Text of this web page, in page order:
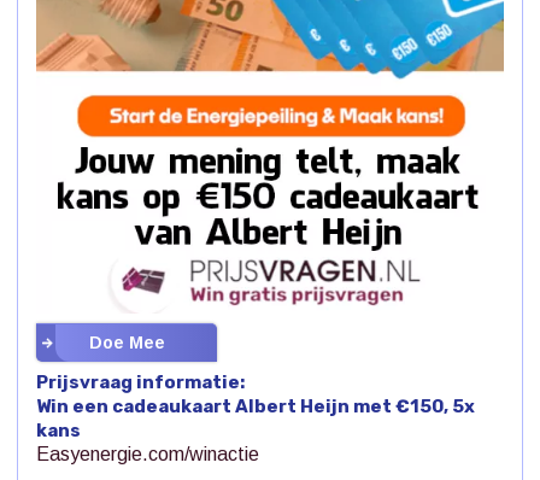
Doe Mee
Prijsvraag informatie:
Win een cadeaukaart Albert Heijn met €150, 5x
kans
Easyenergie.com/winactie